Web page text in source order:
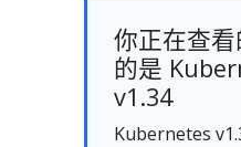
你正在查
的是
v1.34
Kubernetes